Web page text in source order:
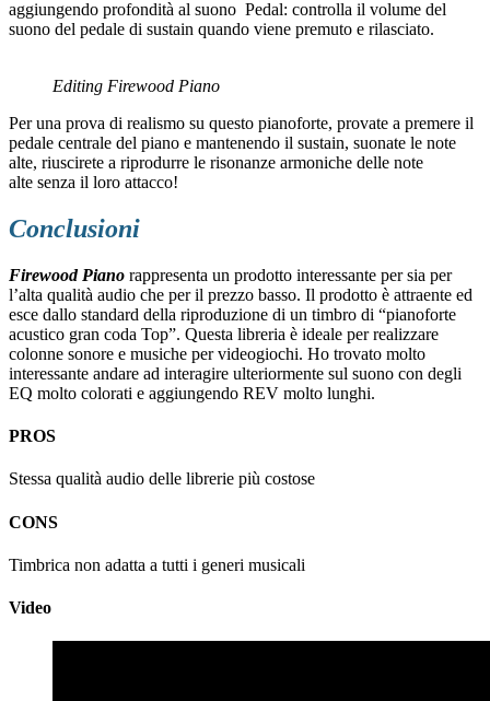
aggiungendo profondità al suono Pedal: controlla il volume del
suono del pedale di sustain quando viene premuto e rilasciato.
Editing Firewood Piano
Per una prova di realismo su questo pianoforte, provate a premere il
pedale centrale del piano e mantenendo il sustain, suonate le note
alte, riuscirete a riprodurre le risonanze armoniche delle note
alte senza il loro attacco!
Conclusioni
Firewood Piano rappresenta un prodotto interessante per sia per
l’alta qualità audio che per il prezzo basso. Il prodotto è attraente ed
esce dallo standard della riproduzione di un timbro di “pianoforte
acustico gran coda Top”. Questa libreria è ideale per realizzare
colonne sonore e musiche per videogiochi. Ho trovato molto
interessante andare ad interagire ulteriormente sul suono con degli
EQ molto colorati e aggiungendo REV molto lunghi.
PROS
Stessa qualità audio delle librerie più costose
CONS
Timbrica non adatta a tutti i generi musicali
Video